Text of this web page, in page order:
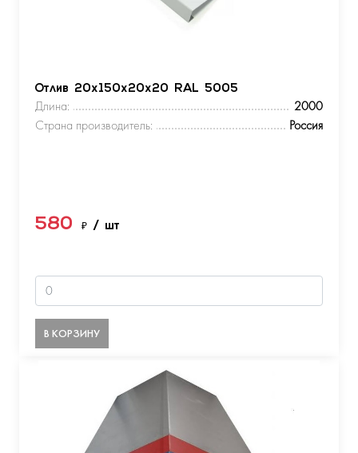
Отлив 20х150х20х20 RAL 5005
Длина:
2000
Страна производитель:
Россия
580 ₽ / шт
В КОРЗИНУ